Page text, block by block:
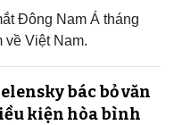
Đông Nam Á tháng
về Việt Nam.
bác bỏ văn
kiện hòa bình